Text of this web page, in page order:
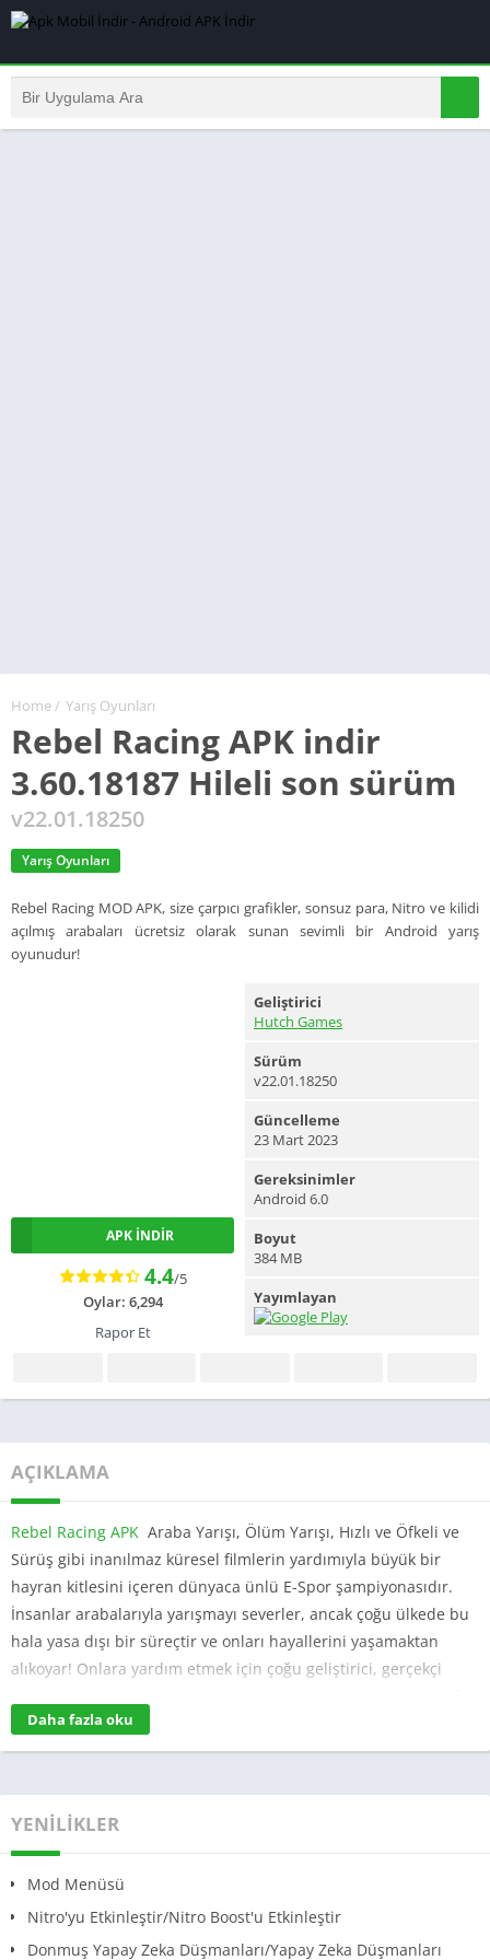
Home/ Yarış Oyunları
Rebel Racing APK indir
3.60.18187 Hileli son sürüm
v22.01.18250
Yarış Oyunları
Rebel Racing MOD APK, size çarpıcı grafikler, sonsuz para, Nitro ve kilidi
açılmış arabaları ücretsiz olarak sunan sevimli bir Android yarış
oyunudur!
APK İNDIR
4.4/5
Oylar: 6,294
Rapor Et
Geliştirici
Hutch Games
Sürüm
v22.01.18250
Güncelleme
23 Mart 2023
Gereksinimler
Android 6.0
Boyut
384 MB
Yayımlayan
AÇIKLAMA
Rebel Racing APK Araba Yarışı, Ölüm Yarışı, Hızlı ve Öfkeli ve
Sürüş gibi inanılmaz küresel filmlerin yardımıyla büyük bir
hayran kitlesini içeren dünyaca ünlü E-Spor şampiyonasıdır.
İnsanlar arabalarıyla yarışmayı severler, ancak çoğu ülkede bu
hala yasa dışı bir süreçtir ve onları hayallerini yaşamaktan
alıkoyar! Onlara yardım etmek için çoğu geliştirici, gerçekçi
Android oyunları yarattı. Böyle bir geliştirici Hutch Games!
oyunu geliştirdi! Gerçekçi çarpıcı grafiklere sahip tüm
olağanüstü Yarış haritalarını size sunan özel bir Android
oyunudur. Oyunu herhangi bir Android veya iOS akıllı telefona
indirebilir ve daha önce hiç yaşamadığınız sürükleyici bir yarış
stillerinden birini içeriyor ve size kendi arabalarınızı
Daha fazla oku
YENILIKLER
Mod Menüsü
Nitro'yu Etkinleştir/Nitro Boost'u Etkinleştir
Donmuş Yapay Zeka Düşmanları/Yapay Zeka Düşmanları